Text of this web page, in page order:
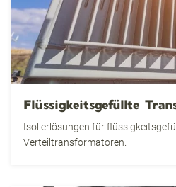
Flüssigkeitsgefüllte
Isolierlösungen für
Verteiltransformatoren.